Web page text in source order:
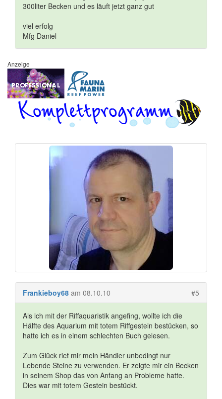
300liter Becken und es läuft jetzt ganz gut
viel erfolg
Mfg Daniel
Anzeige
Frankieboy68 am 08.10.10 #5
Als ich mit der Riffaquaristik angefing, wollte ich die
Hälfte des Aquarium mit totem Riffgestein bestücken, so
hatte ich es in einem schlechten Buch gelesen.
Zum Glück riet mir mein Händler unbedingt nur
Lebende Steine zu verwenden. Er zeigte mir ein Becken
in seinem Shop das von Anfang an Probleme hatte.
Dies war mit totem Gestein bestückt.